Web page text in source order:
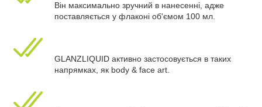
Він максимально зручний в нанесенні, адже
поставляється у флаконі об'ємом 100 мл.
GLANZLIQUID активно застосовується в таких
напрямках, як body & face art.